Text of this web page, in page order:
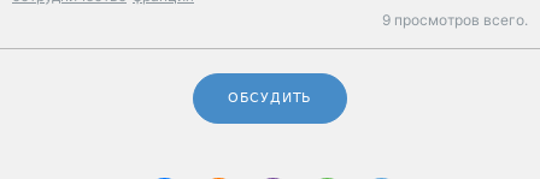
9 просмотров всего.
ОБСУДИТЬ